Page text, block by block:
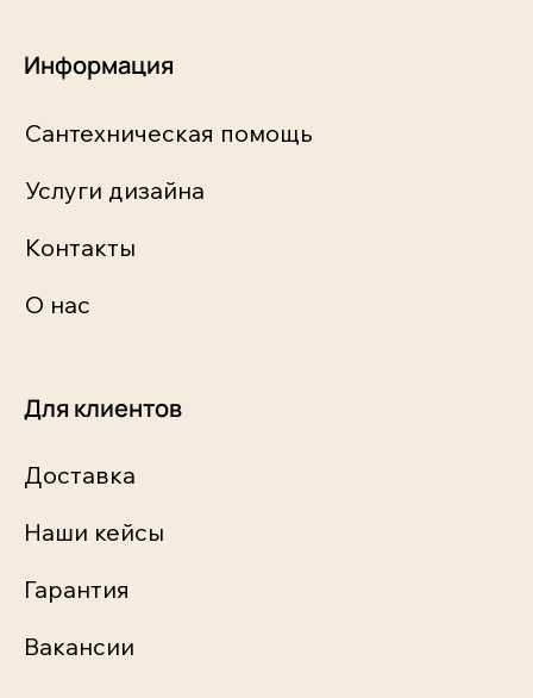
Информация
Сантехническая помощь
Услуги дизайна
Контакты
О нас
Для клиентов
Доставка
Наши кейсы
Гарантия
Вакансии